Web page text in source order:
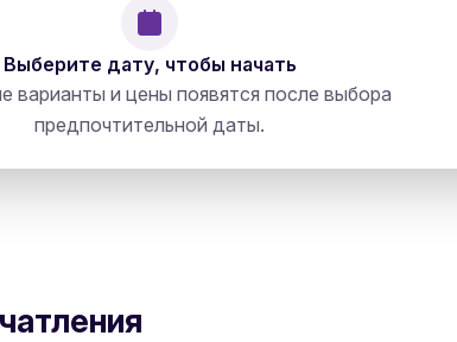
Выберите дату, чтобы начать
варианты и цены появятся после выбора
предпочтительной даты.